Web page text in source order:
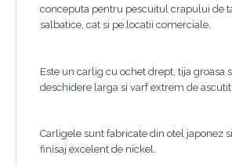
conceputa pentru pescuitul crapului de
salbatice, cat si pe locatii comerciale.
Este un carlig cu ochet drept, tija groasa
deschidere larga si varf extrem de ascutit.
Carligele sunt fabricate din otel japonez
finisaj excelent de nickel.